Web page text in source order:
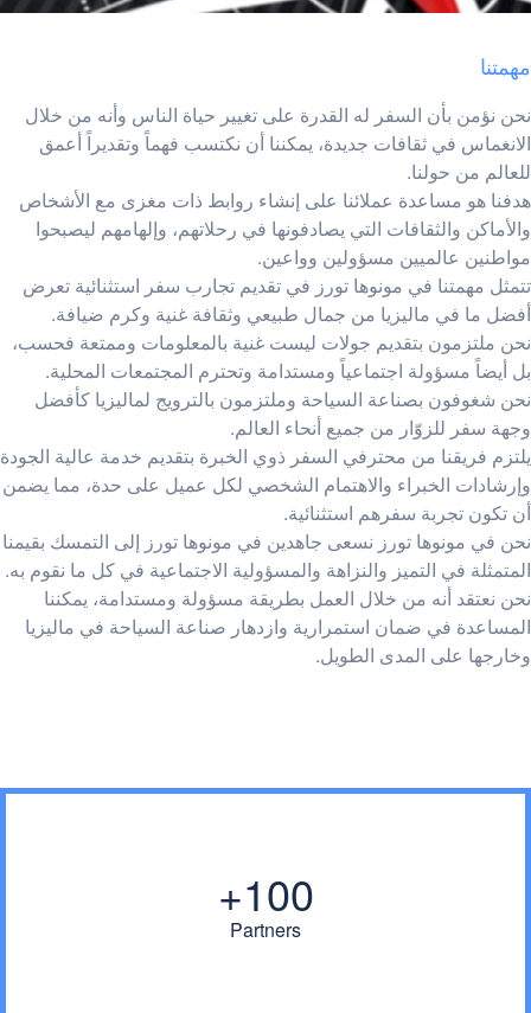
مهمتنا
نحن نؤمن بأن السفر له القدرة على تغيير حياة الناس وأنه من خلال
الانغماس في ثقافات جديدة، يمكننا أن نكتسب فهماً وتقديراً أعمق
للعالم من حولنا.
هدفنا هو مساعدة عملائنا على إنشاء روابط ذات مغزى مع الأشخاص
والأماكن والثقافات التي يصادفونها في رحلاتهم، وإلهامهم ليصبحوا
مواطنين عالميين مسؤولين وواعين.
تتمثل مهمتنا في مونوها تورز في تقديم تجارب سفر استثنائية تعرض
أفضل ما في ماليزيا من جمال طبيعي وثقافة غنية وكرم ضيافة.
نحن ملتزمون بتقديم جولات ليست غنية بالمعلومات وممتعة فحسب،
بل أيضاً مسؤولة اجتماعياً ومستدامة وتحترم المجتمعات المحلية.
نحن شغوفون بصناعة السياحة وملتزمون بالترويج لماليزيا كأفضل
وجهة سفر للزوّار من جميع أنحاء العالم.
يلتزم فريقنا من محترفي السفر ذوي الخبرة بتقديم خدمة عالية الجودة
وإرشادات الخبراء والاهتمام الشخصي لكل عميل على حدة، مما يضمن
أن تكون تجربة سفرهم استثنائية.
نحن في مونوها تورز نسعى جاهدين في مونوها تورز إلى التمسك بقيمنا
المتمثلة في التميز والنزاهة والمسؤولية الاجتماعية في كل ما نقوم به.
نحن نعتقد أنه من خلال العمل بطريقة مسؤولة ومستدامة، يمكننا
المساعدة في ضمان استمرارية وازدهار صناعة السياحة في ماليزيا
وخارجها على المدى الطويل.
100+
Partners